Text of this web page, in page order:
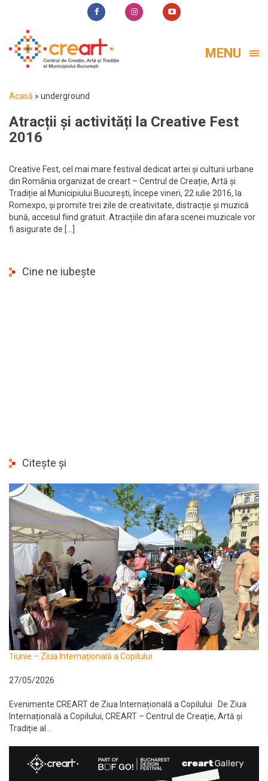
MENU
Acasă » underground
Atracții și activități la Creative Fest
2016
Creative Fest, cel mai mare festival dedicat artei și culturii urbane
din România organizat de creart – Centrul de Creație, Artă și
Tradiție al Municipiului București, începe vineri, 22 iulie 2016, la
Romexpo, și promite trei zile de creativitate, distracție și muzică
bună, accesul fiind gratuit. Atracțiile din afara scenei muzicale vor
fi asigurate de […]
Cine ne iubește
Citește și
1iunie – Ziua Internațională a Copilului
27/05/2026
Evenimente CREART de Ziua Internațională a Copilului De Ziua
Internațională a Copilului, CREART – Centrul de Creație, Artă și
Tradiție al...